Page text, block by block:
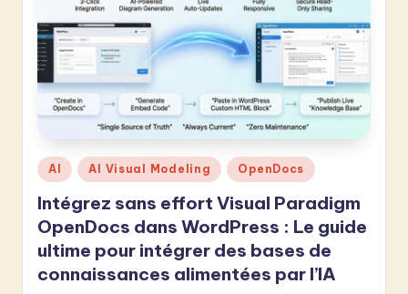
&
S
o
f
w
a
r
e
Posted
in
AI AI Visual Modeling OpenDocs
Intégrez sans effort Visual Paradigm
OpenDocs dans WordPress : Le guide
ultime pour intégrer des bases de
connaissances alimentées par l’IA